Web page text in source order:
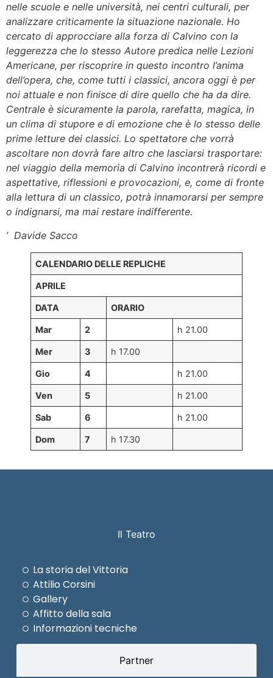
nelle scuole e nelle università, nei centri culturali, per
analizzare criticamente la situazione nazionale. Ho
cercato di approcciare alla forza di Calvino con la
leggerezza che lo stesso Autore predica nelle Lezioni
Americane, per riscoprire in questo incontro l’anima
dell’opera, che, come tutti i classici, ancora oggi è per
noi attuale e non finisce di dire quello che ha da dire.
Centrale è sicuramente la parola, rarefatta, magica, in
un clima di stupore e di emozione che è lo stesso delle
prime letture dei classici. Lo spettatore che vorrà
ascoltare non dovrà fare altro che lasciarsi trasportare:
nel viaggio della memoria di Calvino incontrerà ricordi e
aspettative, riflessioni e provocazioni, e, come di fronte
alla lettura di un classico, potrà innamorarsi per sempre
o indignarsi, ma mai restare indifferente.
’ Davide Sacco
CALENDARIO DELLE REPLICHE
APRILE
DATA ORARIO
Mar 2 h 21.00
Mer 3 h 17.00
Gio 4 h 21.00
Ven 5 h 21.00
Sab 6 h 21.00
Dom 7 h 17.30
Il Teatro
Partner
La storia del Vittoria
Attilio Corsini
Gallery
Affitto della sala
Informazioni tecniche